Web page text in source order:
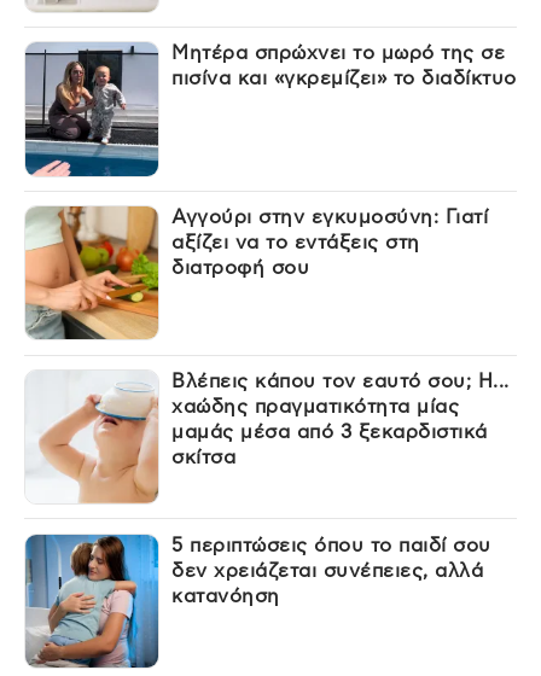
Μητέρα σπρώχνει το μωρό της σε
πισίνα και «γκρεμίζει» το διαδίκτυο
Αγγούρι στην εγκυμοσύνη: Γιατί
αξίζει να το εντάξεις στη
διατροφή σου
Βλέπεις κάπου τον εαυτό σου; Η...
χαώδης πραγματικότητα μίας
μαμάς μέσα από 3 ξεκαρδιστικά
σκίτσα
5 περιπτώσεις όπου το παιδί σου
δεν χρειάζεται συνέπειες, αλλά
κατανόηση